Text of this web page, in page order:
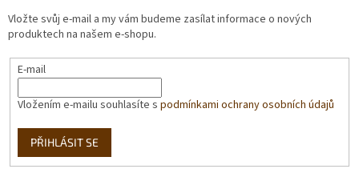
Vložte svůj e-mail a my vám budeme zasílat informace o nových
produktech na našem e-shopu.
E-mail
Vložením e-mailu souhlasíte s podmínkami ochrany osobních údajů
PŘIHLÁSIT SE